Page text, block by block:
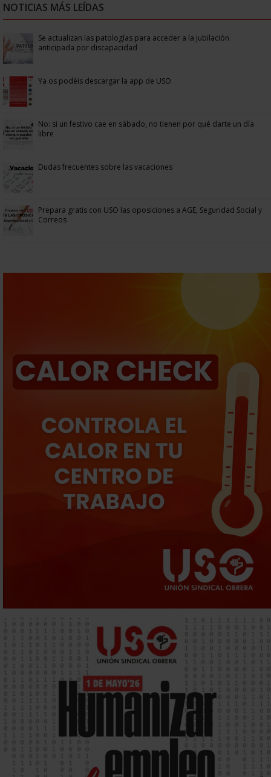
NOTICIAS MÁS LEÍDAS
Se actualizan las patologías para acceder a la jubilación
anticipada por discapacidad
Ya os podéis descargar la app de USO
No: si un festivo cae en sábado, no tienen por qué darte un día
libre
Dudas frecuentes sobre las vacaciones
Prepara gratis con USO las oposiciones a AGE, Seguridad Social y
Correos